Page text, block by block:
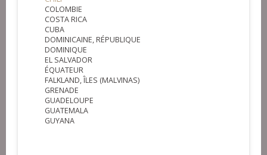
COLOMBIE
COSTA RICA
CUBA
DOMINICAINE, RÉPUBLIQUE
DOMINIQUE
EL SALVADOR
ÉQUATEUR
FALKLAND, ÎLES (MALVINAS)
GRENADE
GUADELOUPE
GUATEMALA
GUYANA